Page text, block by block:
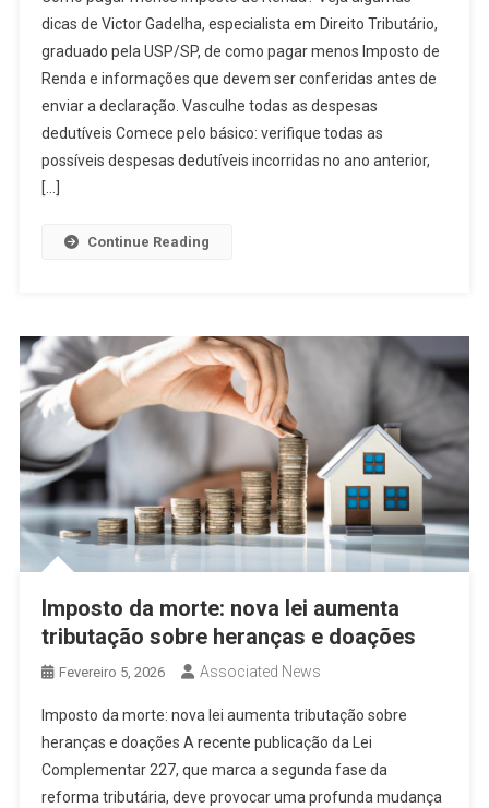
dicas de Victor Gadelha, especialista em Direito Tributário,
graduado pela USP/SP, de como pagar menos Imposto de
Renda e informações que devem ser conferidas antes de
enviar a declaração. Vasculhe todas as despesas
dedutíveis Comece pelo básico: verifique todas as
possíveis despesas dedutíveis incorridas no ano anterior,
[…]
Continue Reading
Imposto da morte: nova lei aumenta
tributação sobre heranças e doações
Fevereiro 5, 2026 Associated News
Imposto da morte: nova lei aumenta tributação sobre
heranças e doações A recente publicação da Lei
Complementar 227, que marca a segunda fase da
reforma tributária, deve provocar uma profunda mudança